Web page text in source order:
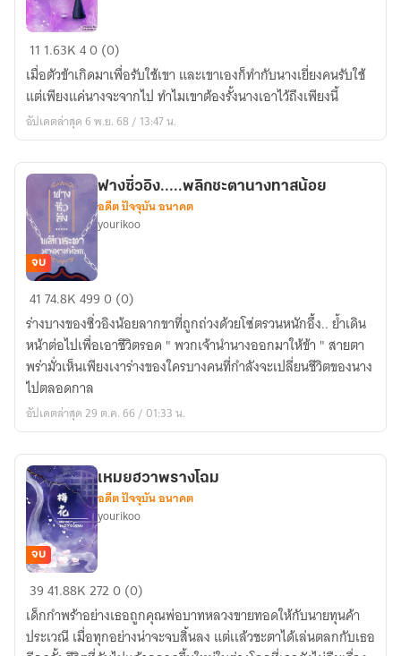
ฟาง
หลิ
งอัน...ทาส
รัก
ฮู
น้อย
11 1.63K40 (0)
เมื่อตัวข้าเกิดมาเพื่อรับใช้เขา และเขาเองก็ทำกับนางเยี่ยงคนรับใช้
แต่เพียงแค่นางจะจากไป ทำไมเขาต้องรั้งนางเอาไว้ถึงเพียงนี้
อัปเดตล่าสุด 6 พ.ย. 68 / 13:47 น.
ฟาง
ซิ่
วอิง.....พลิก
ชะตา
นาง
ทาส
น้อย
จบ
ฟางซิ่วอิง.....พลิกชะตานางทาสน้อย
อดีต ปัจจุบัน อนาคต
yourikoo
4174.8K4990 (0)
ร่างบางของซิ่วอิงน้อยลากขาที่ถูกถ่วงด้วยโซ่ตรวนหนักอึ้ง.. ย้ำเดิน
หน้าต่อไปเพื่อเอาชีวิตรอด " พวกเจ้านำนางออกมาให้ข้า " สายตา
พร่ามั่วเห็นเพียงเงาร่างของใครบางคนที่กำลังจะเปลี่ยนชีวิตของนาง
ไปตลอดกาล
อัปเดตล่าสุด 29 ต.ค. 66 / 01:33 น.
เหม
ยฮ
วา
พราง
จบ
เหมยฮวาพรางโฉม
อดีต ปัจจุบัน อนาคต
yourikoo
3941.88K2720 (0)
เด็กกำพร้าอย่างเธอถูกคุณพ่อบาทหลวงขายทอดให้กับนายทุนค้า
ประเวณี เมื่อทุกอย่างน่าจะจบสิ้นลง แต่เเล้วชะตาได้เล่นตลกกับเธอ